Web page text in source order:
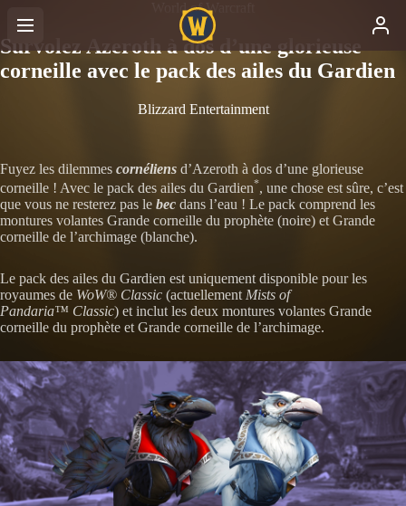
World of Warcraft
Survolez Azeroth à dos d’une glorieuse
corneille avec le pack des ailes du Gardien
Blizzard Entertainment
Fuyez les dilemmes cornéliens d’Azeroth à dos d’une glorieuse
corneille ! Avec le pack des ailes du Gardien*, une chose est sûre, c’est
que vous ne resterez pas le bec dans l’eau ! Le pack comprend les
montures volantes Grande corneille du prophète (noire) et Grande
corneille de l’archimage (blanche).
Le pack des ailes du Gardien est uniquement disponible pour les
royaumes de WoW® Classic (actuellement Mists of
Pandaria™ Classic) et inclut les deux montures volantes Grande
corneille du prophète et Grande corneille de l’archimage.